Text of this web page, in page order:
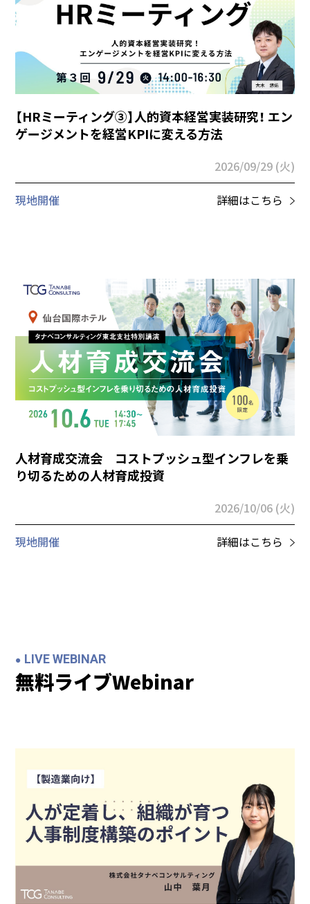
【HRミーティング③】人的資本経営実装研究！ エン
ゲージメントを経営KPIに変える方法
2026/09/29 (火)
現地開催 詳細はこちら
人材育成交流会 コストプッシュ型インフレを乗
り切るための人材育成投資
2026/10/06 (火)
現地開催 詳細はこちら
LIVE WEBINAR
無料ライブWebinar